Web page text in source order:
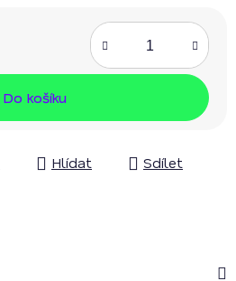
Do košíku
Hlídat Sdílet